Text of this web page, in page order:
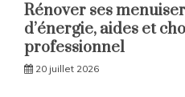
Rénover ses
d’énergie, aides et
professionnel
20 juillet 2026